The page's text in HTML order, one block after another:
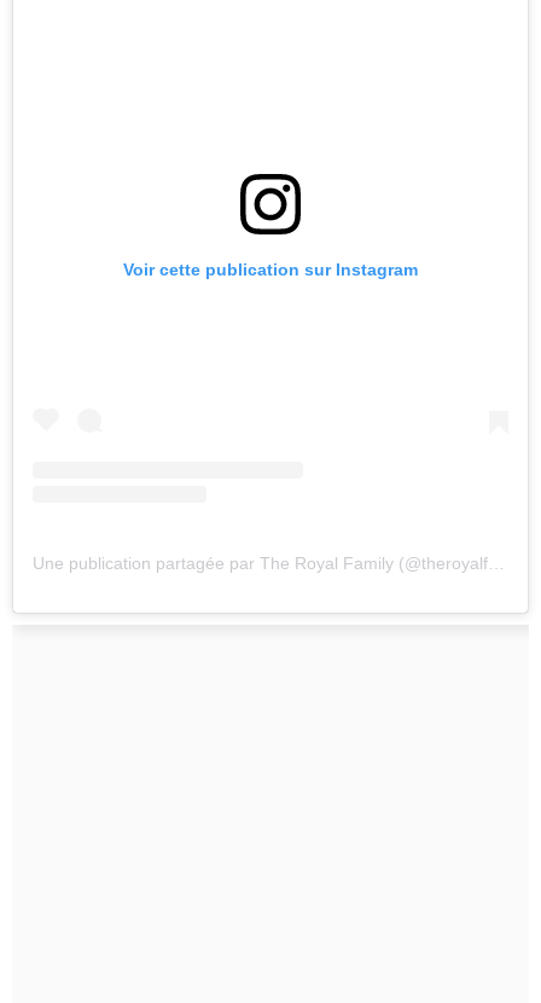
Voir cette publication sur Instagram
Une publication partagée par The Royal Family (@theroyalfamily)